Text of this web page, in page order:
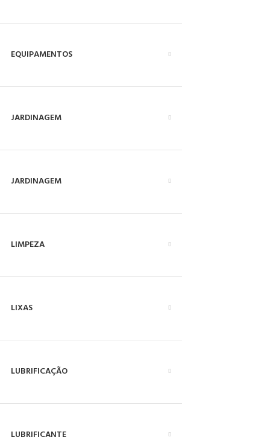
EQUIPAMENTOS
JARDINAGEM
JARDINAGEM
LIMPEZA
LIXAS
LUBRIFICAÇÃO
LUBRIFICANTE